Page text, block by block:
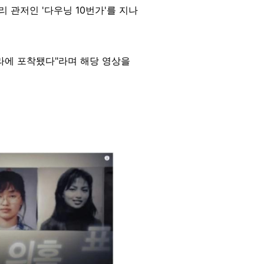
관저인 '다우닝 10번가'를 지나
포착됐다"라며 해당 영상을